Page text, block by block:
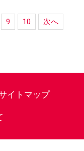
9 10 次へ
イトマップ